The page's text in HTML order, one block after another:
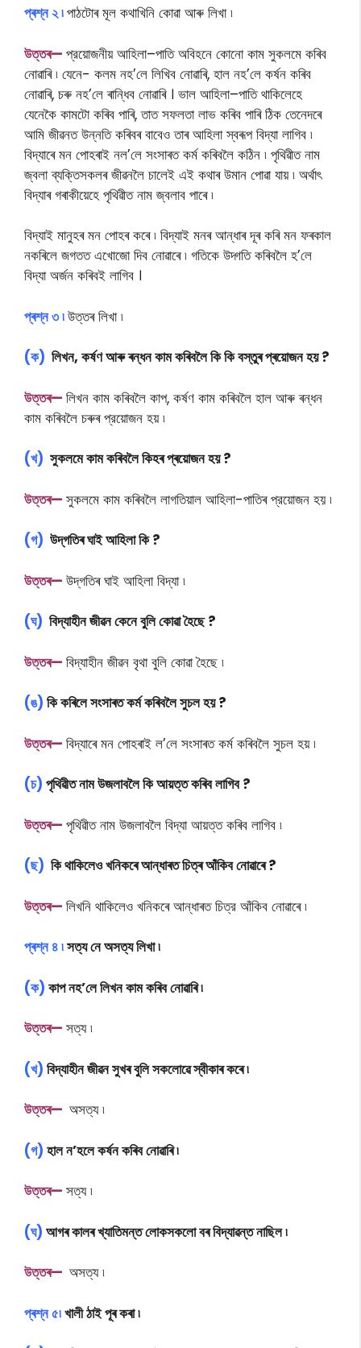
প্ৰশ্ন ২ ৷পাঠটোৰ মূল কথাখিনি কোৱা আৰু লিখা ৷
উত্তৰ— প্রয়ােজনীয় আহিলা–পাতি অবিহনে কোনো কাম সুকলমে কৰিব
নোৱাৰি ৷ যেনে- কলম নহ’লে লিখিব নােৱাৰি, হাল নহ’লে কৰ্ষন কৰিব
নােৱাৰি, চৰু নহ’লে ৰান্ধিব নােৱাৰি । ভাল আহিলা–পাতি থাকিলেহে
যেনেকৈ কামটো কৰিব পাৰি, তাত সফলতা লাভ কৰিব পাৰি ঠিক তেনেদৰে
আমি জীৱনত উন্নতি কৰিবৰ বাবেও তাৰ আহিলা স্বৰূপ বিদ্যা লাগিব ৷
বিদ্যাৰে মন পোহৰাই নল’লে সংসাৰত কৰ্ম কৰিবলৈ কঠিন ৷ পৃথিৱীত নাম
জ্বলা ব্যক্তিসকলৰ জীৱনলৈ চালেই এই কথাৰ উমান পোৱা যায় ৷ অৰ্থাৎ
বিদ্যাৰ গৰাকীয়েহে পৃথিৱীত নাম জ্বলাব পাৰে ৷
বিদ্যাই মানুহৰ মন পােহৰ কৰে ৷ বিদ্যাই মনৰ আন্ধাৰ দূৰ কৰি মন ফৰকাল
নকৰিলে জগতত এখােজো দিব নােৱাৰে ৷ গতিকে উদ্গতি কৰিবলৈ হ’লে
বিদ্যা অর্জন কৰিবই লাগিব ।
প্ৰশ্ন ৩ ৷উত্তৰ লিখা ৷
(ক) লিখন, কৰ্ষণ আৰু ৰন্ধন কাম কৰিবলৈ কি কি বস্তুৰ প্ৰয়োজন হয় ?
উত্তৰ— লিখন কাম কৰিবলৈ কাপ, কর্ষণ কাম কৰিবলৈ হাল আৰু ৰন্ধন
কাম কৰিবলৈ চৰুৰ প্রয়ােজন হয় ৷
(খ) সুকলমে কাম কৰিবলৈ কিহৰ প্ৰয়োজন হয় ?
উত্তৰ— সুকলমে কাম কৰিবলৈ লাগতিয়াল আহিলা-পাতিৰ প্রয়ােজন হয় ৷
(গ) উদ্‌গতিৰ ঘাই আহিলা কি ?
উত্তৰ— উদ্‌গতিৰ ঘাই আহিলা বিদ্যা ৷
(ঘ) বিদ্যাহীন জীৱন কেনে বুলি কোৱা হৈছে ?
উত্তৰ— বিদ্যাহীন জীৱন বৃথা বুলি কোৱা হৈছে ৷
(ঙ) কি কৰিলে সংসাৰত কৰ্ম কৰিবলৈ সুচল হয় ?
উত্তৰ— বিদ্যাৰে মন পােহৰাই ল’লে সংসাৰত কৰ্ম কৰিবলৈ সুচল হয় ৷
(চ) পৃথিৱীত নাম উজলাবলৈ কি আয়ত্ত কৰিব লাগিব ?
উত্তৰ— পৃথিৱীত নাম উজলাবলৈ বিদ্যা আয়ত্ত কৰিব লাগিব ৷
(ছ) কি থাকিলেও খনিকৰে আন্ধাৰত চিত্ৰ আঁকিব নোৱাৰে ?
উত্তৰ— লিখনি থাকিলেও খনিকৰে আন্ধাৰত চিত্র আঁকিব নােৱাৰে ৷
প্ৰশ্ন ৪ ৷সত্য নে অসত্য লিখা ৷
(ক) কাপ নহ’লে লিখন কাম কৰিব নোৱাৰি ৷
উত্তৰ— সত্য ৷
(খ) বিদ্যাহীন জীৱন সুখৰ বুলি সকলোৱে স্বীকাৰ কৰে ৷
উত্তৰ— অসত্য ৷
(গ) হাল ন’হলে কৰ্ষন কৰিব নোৱাৰি ৷
উত্তৰ— সত্য ৷
(ঘ) আগৰ কালৰ খ্যাতিমন্ত লোকসকলো বৰ বিদ্যাৱন্ত নাছিল ৷
উত্তৰ— অসত্য ৷
প্ৰশ্ন ৫৷খালী ঠাই পূৰ কৰা ৷